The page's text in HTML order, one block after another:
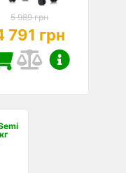
5 989 грн
791 грн